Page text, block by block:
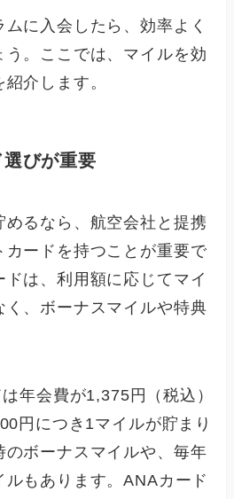
に入会したら、効率よく
う。ここでは、マイルを効
介します。
びが重要
めるなら、航空会社と提携
カードを持つことが重要で
は、利用額に応じてマイ
く、ボーナスマイルや特典
年会費が1,375円（税込）
円につき1マイルが貯まり
のボーナスマイルや、毎年
もあります。ANAカード